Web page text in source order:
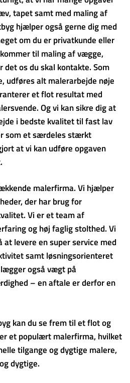
tapet samt med maling af
hjælper også gerne dig med
om du er privatkunde eller
til maling af vægge,
os du skal kontakte. Som
udføres alt malerarbejde nøje
et flot resultat med
Og vi kan sikre dig at
i bedste kvalitet til fast lav
som et særdeles stærkt
at vi kan udføre opgaven
malerfirma. Vi hjælper
der har brug for
Vi er et team af
og høj faglig stolthed. Vi
levere en super service med
samt løsningsorienteret
også vægt på
– en aftale er derfor en
kan du se frem til et flot og
et populært malerfirma, hvilket
tilgange og dygtige malere,
dygtige.